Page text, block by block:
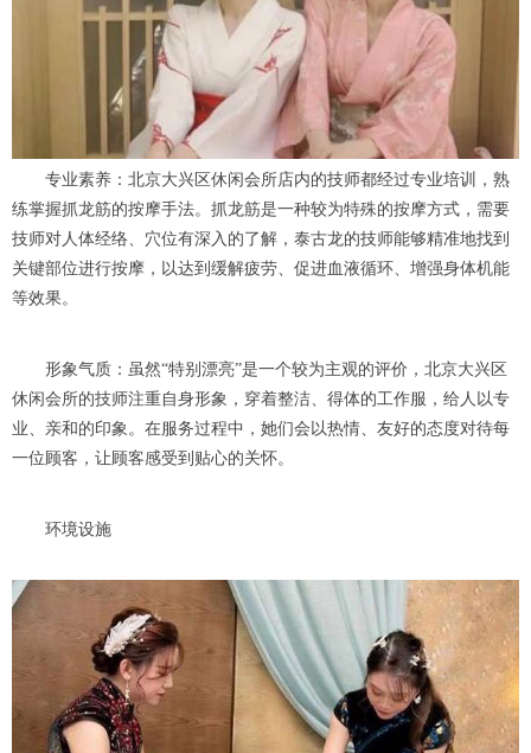
专业素养：北京大兴区休闲会所店内的技师都经过专业培训，熟
练掌握抓龙筋的按摩手法。抓龙筋是一种较为特殊的按摩方式，需要
技师对人体经络、穴位有深入的了解，泰古龙的技师能够精准地找到
关键部位进行按摩，以达到缓解疲劳、促进血液循环、增强身体机能
等效果。
形象气质：虽然“特别漂亮”是一个较为主观的评价，北京大兴区
休闲会所的技师注重自身形象，穿着整洁、得体的工作服，给人以专
业、亲和的印象。在服务过程中，她们会以热情、友好的态度对待每
一位顾客，让顾客感受到贴心的关怀。
环境设施